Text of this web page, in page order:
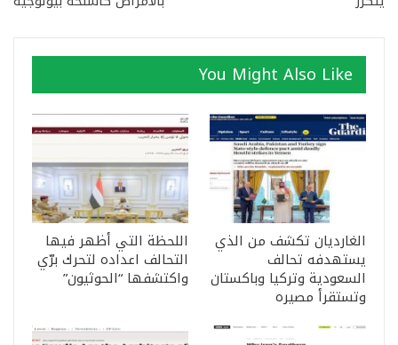
You Might Also Like
الغارديان تكشف من الذي
يستهدفه تحالف
السعودية وتركيا وباكستان
وتستقرأ مصيره
اللحظة التي أظهر فيها
التحالف اعداده لتحرك برّي
واكتشفها “الحوثيون”